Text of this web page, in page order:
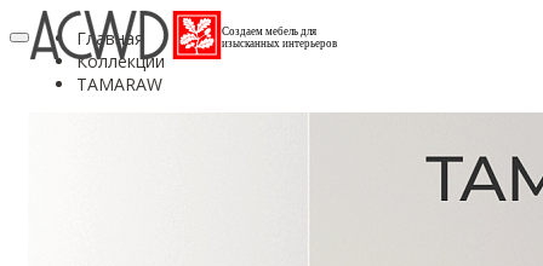
Создаем мебель для
изысканных интерьеров
Главная
Коллекции
TAMARAW